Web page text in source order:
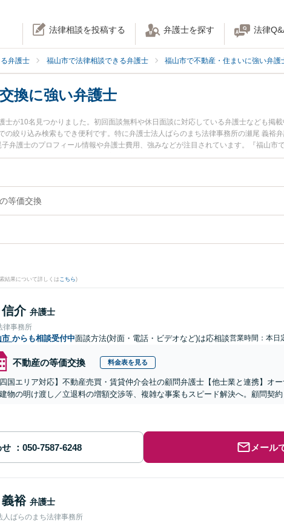
法律相談を投稿する 弁護士を探す 法律
弁護士 福山市で法律相談できる弁護士 福山市で不動産・住まいに強い弁護
換に強い弁護士
士が10名見つかりました。初回面談無料や休日面談に対応している弁護士なども掲
の絞り込み検索もでき便利です。特に弁護士法人ばらのまち法律事務所の瀬尾 義裕
弁護士のプロフィール情報や弁護士費用、強みなどが注目されています。『福山市
産の等価交換のトラブル解決の実績豊富な近くの弁護士を検索したい』『初回相談
相談者さんにおすすめです。
等価交換
結果について詳しくはこちら)
介 弁護士
律事務所
市 からも相談受付中面談方法(対面・電話・ビデオなど)は応相談営業時間：本日
不動産の等価交換 料金表を見る
四国エリア対応】不動産売買・賃貸仲介会社の顧問弁護士【他士業と連携】オ
物の明け渡し／立退料の増額交渉等、複雑な事案もスピード解決へ。顧問契約
せ メール
裕 弁護士
人ばらのまち法律事務所